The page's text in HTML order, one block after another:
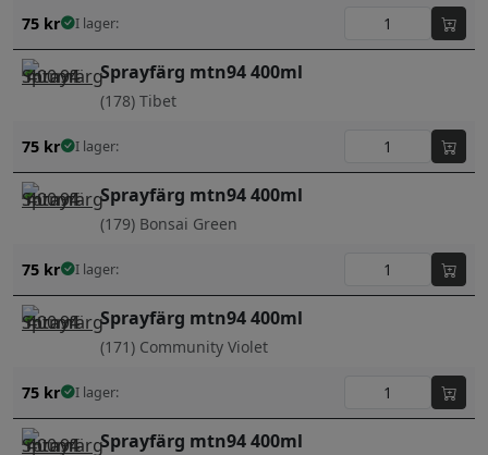
75 kr I lager:
Sprayfärg mtn94 400ml
(178) Tibet
75 kr I lager:
Sprayfärg mtn94 400ml
(179) Bonsai Green
75 kr I lager:
Sprayfärg mtn94 400ml
(171) Community Violet
75 kr I lager:
Sprayfärg mtn94 400ml